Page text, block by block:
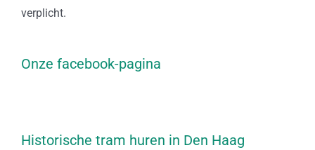
verplicht.
Onze facebook-pagina
Historische tram huren in Den Haag